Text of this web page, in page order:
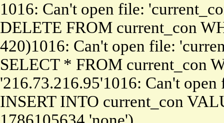
1016: Can't open file:
DELETE FROM current_con
420)1016: Can't open file:
SELECT * FROM current_con
'216.73.216.95'1016: Can't
INSERT INTO current_con